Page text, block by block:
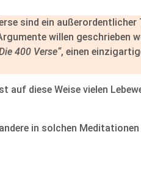
sind ein außerordentlicher
willen geschrieben
400 Verse“, einen
auf diese Weise vielen
in solchen Meditationen